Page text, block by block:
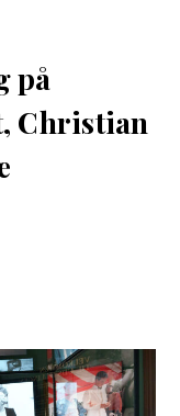
på
Christian